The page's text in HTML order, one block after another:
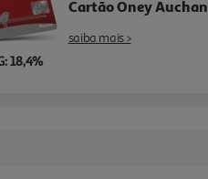
18,4%
Cartão Oney Auchan
saiba mais >